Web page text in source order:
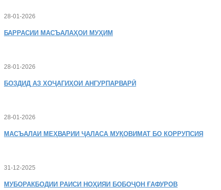
28-01-2026
БАРРАСИИ МАСЪАЛАҲОИ МУҲИМ
28-01-2026
БОЗДИД АЗ ХОҶАГИҲОИ АНГУРПАРВАРӢ
28-01-2026
МАСЪАЛАИ МЕҲВАРИИ ҶАЛАСА МУҚОВИМАТ БО КОРРУПСИЯ
31-12-2025
МУБОРАКБОДИИ РАИСИ НОҲИЯИ БОБОҶОН ҒАФУРОВ